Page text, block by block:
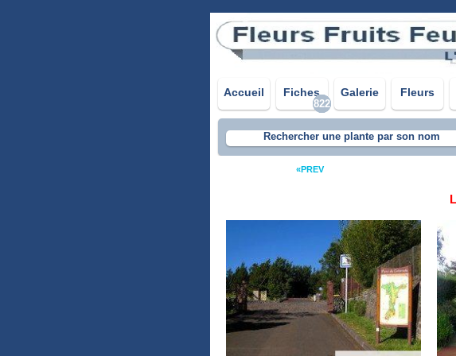
Accueil Fiches Galerie Fleurs
822
Rechercher une plante par son nom
«PREV